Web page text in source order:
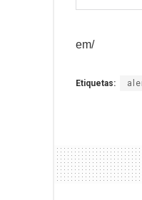
em/
Etiquetas: